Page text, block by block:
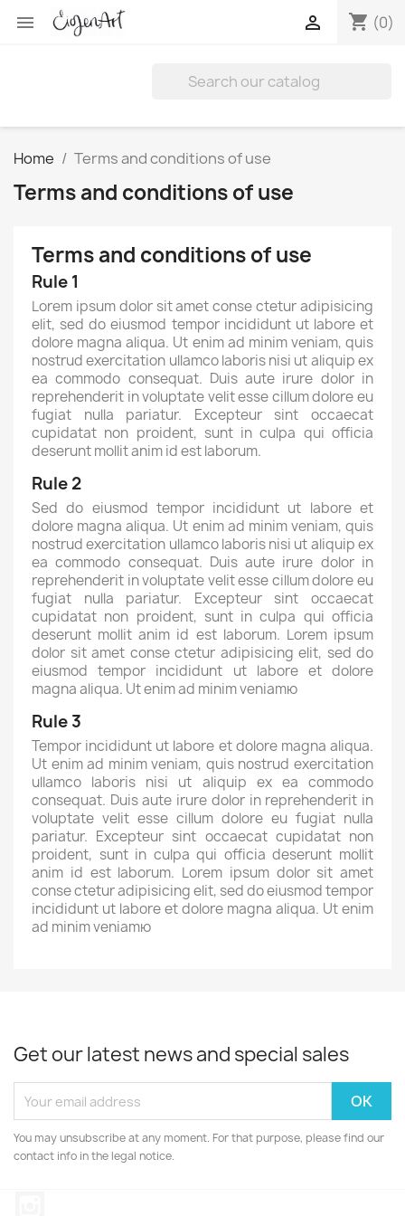
 shopping_cart (0)

Home Terms and conditions of use
Terms and conditions of use
Terms and conditions of use
Rule 1
Lorem ipsum dolor sit amet conse ctetur adipisicing
elit, sed do eiusmod tempor incididunt ut labore et
dolore magna aliqua. Ut enim ad minim veniam, quis
nostrud exercitation ullamco laboris nisi ut aliquip ex
ea commodo consequat. Duis aute irure dolor in
reprehenderit in voluptate velit esse cillum dolore eu
fugiat nulla pariatur. Excepteur sint occaecat
cupidatat non proident, sunt in culpa qui officia
deserunt mollit anim id est laborum.
Rule 2
Sed do eiusmod tempor incididunt ut labore et
dolore magna aliqua. Ut enim ad minim veniam, quis
nostrud exercitation ullamco laboris nisi ut aliquip ex
ea commodo consequat. Duis aute irure dolor in
reprehenderit in voluptate velit esse cillum dolore eu
fugiat nulla pariatur. Excepteur sint occaecat
cupidatat non proident, sunt in culpa qui officia
deserunt mollit anim id est laborum. Lorem ipsum
dolor sit amet conse ctetur adipisicing elit, sed do
eiusmod tempor incididunt ut labore et dolore
magna aliqua. Ut enim ad minim veniamю
Rule 3
Tempor incididunt ut labore et dolore magna aliqua.
Ut enim ad minim veniam, quis nostrud exercitation
ullamco laboris nisi ut aliquip ex ea commodo
consequat. Duis aute irure dolor in reprehenderit in
voluptate velit esse cillum dolore eu fugiat nulla
pariatur. Excepteur sint occaecat cupidatat non
proident, sunt in culpa qui officia deserunt mollit
anim id est laborum. Lorem ipsum dolor sit amet
conse ctetur adipisicing elit, sed do eiusmod tempor
incididunt ut labore et dolore magna aliqua. Ut enim
ad minim veniamю
Get our latest news and special sales
You may unsubscribe at any moment. For that purpose, please find our
contact info in the legal notice.